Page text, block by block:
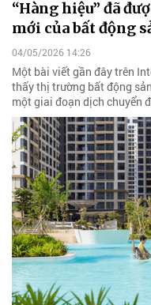
“Hàng hiệu” đã
mới của bất động
04/05/2026 14:26
Một bài viết gần đây trên
thấy thị trường bất động
một giai đoạn dịch chuyển